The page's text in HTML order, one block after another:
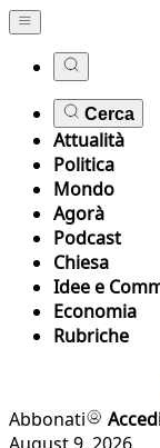
Cerca
Attualità
Politica
Mondo
Agorà
Podcast
Chiesa
Idee e
Economia
Rubriche
Abbonati